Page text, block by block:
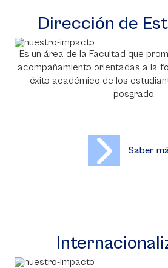
Dirección de
Es un área de la Facultad que
acompañamiento orientadas a la
éxito académico de los
posgrado.
Saber